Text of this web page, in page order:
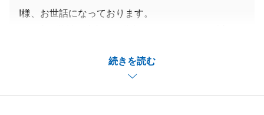
続きを読む
I様、お世話になっております。
I様のご対応のおかげでスムーズにお取引することが
ありがとうございました。